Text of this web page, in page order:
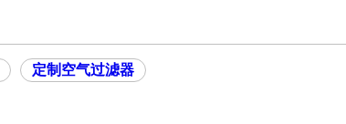
定制空气过滤器